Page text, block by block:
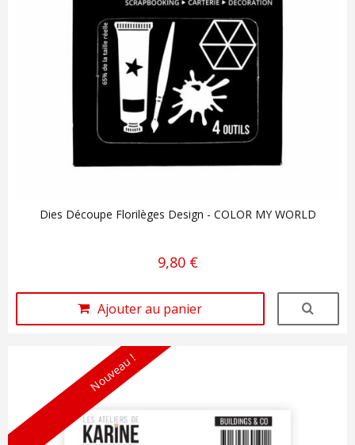
Dies Découpe Florilèges Design - COLOR MY WORLD
9,80 €
Ajouter au panier
Nouveau !